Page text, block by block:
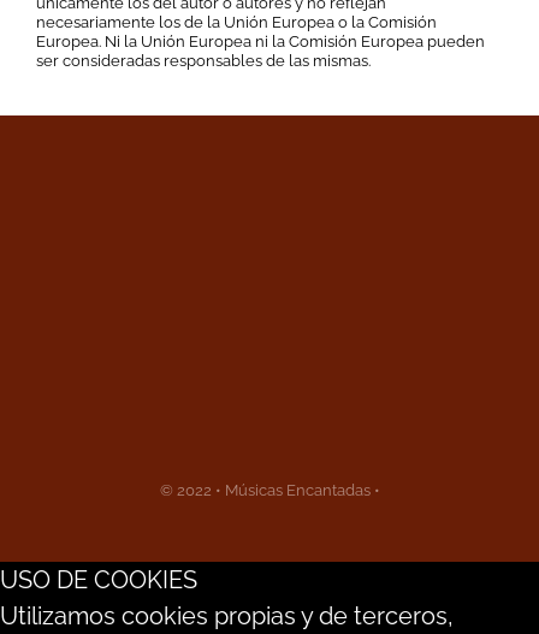
necesariamente los de la Unión Europea o la Comisión
Europea. Ni la Unión Europea ni la Comisión Europea pueden
ser consideradas responsables de las mismas.
© 2022 • Músicas Encantadas •
USO DE COOKIES
Utilizamos cookies propias y de terceros,